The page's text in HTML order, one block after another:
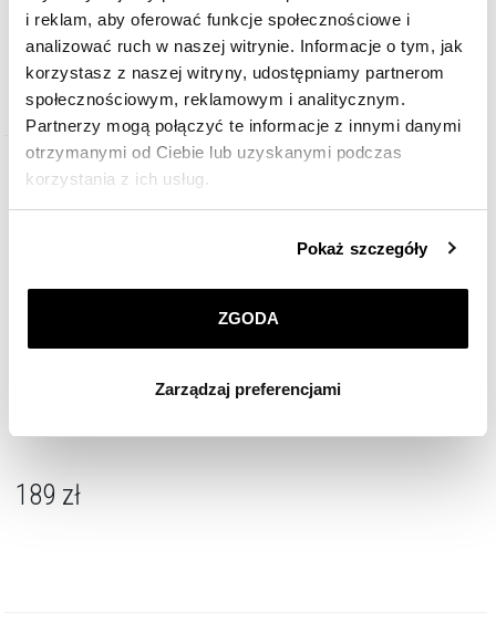
i reklam, aby oferować funkcje społecznościowe i
analizować ruch w naszej witrynie. Informacje o tym, jak
korzystasz z naszej witryny, udostępniamy partnerom
społecznościowym, reklamowym i analitycznym.
Partnerzy mogą połączyć te informacje z innymi danymi
otrzymanymi od Ciebie lub uzyskanymi podczas
korzystania z ich usług.
przez nas plików cookie znajdziesz wPolityce
prywatności.
korzystamy. Możesz również wybrać jaki rodzaj plików
Pokaż szczegóły
ZGODA
Zarządzaj preferencjami
189 zł
189 zł